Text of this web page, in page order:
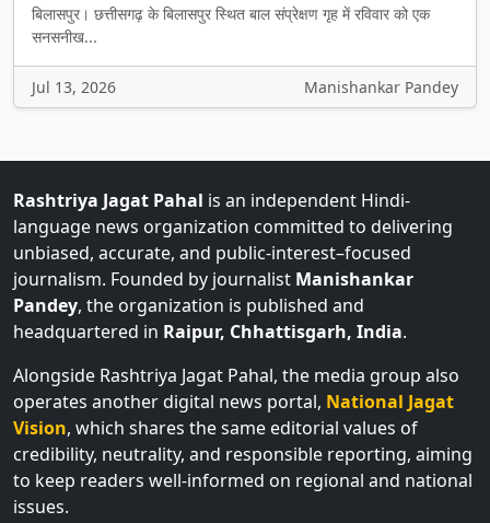
बिलासपुर। छत्तीसगढ़ के बिलासपुर स्थित बाल संप्रेक्षण गृह में रविवार को एक
सनसनीख...
Jul 13, 2026 Manishankar Pandey
Rashtriya Jagat Pahal is an independent Hindi-
language news organization committed to delivering
unbiased, accurate, and public-interest–focused
journalism. Founded by journalist Manishankar
Pandey, the organization is published and
headquartered in Raipur, Chhattisgarh, India.
Alongside Rashtriya Jagat Pahal, the media group also
operates another digital news portal, National Jagat
Vision, which shares the same editorial values of
credibility, neutrality, and responsible reporting, aiming
to keep readers well-informed on regional and national
issues.